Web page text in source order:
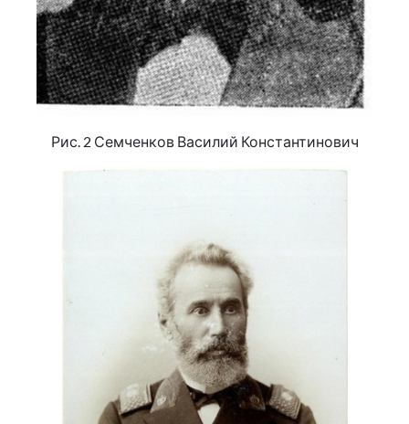
Рис. 2 Семченков Василий Константинович